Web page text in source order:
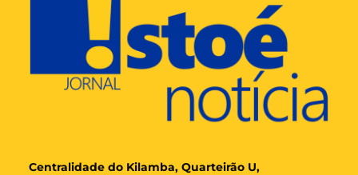
Centralidade do Kilamba, Quarteirão U,